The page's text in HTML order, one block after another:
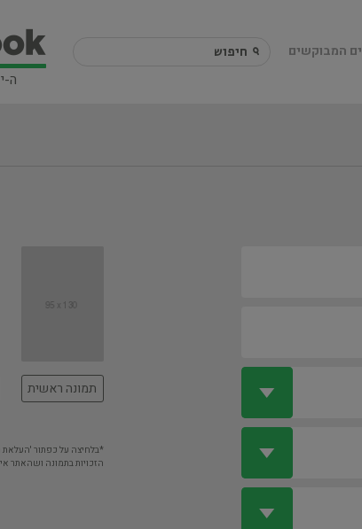
ה-יד2 של
המבוקשים
תמונה ראשית
*בלחיצה על כפתור
הזכויות בתמונה ושהאתר